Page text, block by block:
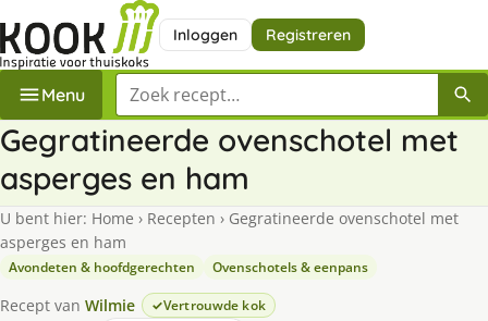
Inloggen Registreren
Menu Zoek een recept
Gegratineerde ovenschotel met
asperges en ham
U bent hier: Home › Recepten › Gegratineerde ovenschotel met
asperges en ham
Avondeten & hoofdgerechten Ovenschotels & eenpans
Recept van Wilmie Vertrouwde kok